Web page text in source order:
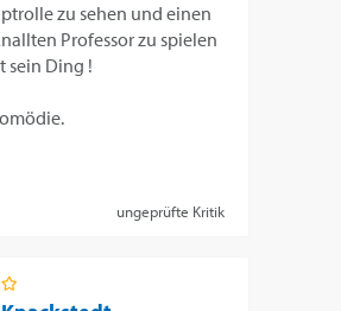
zu sehen und einen
Professor zu spielen
sein Ding !
ungeprüfte Kritik